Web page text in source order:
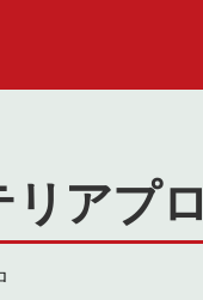
アプロ